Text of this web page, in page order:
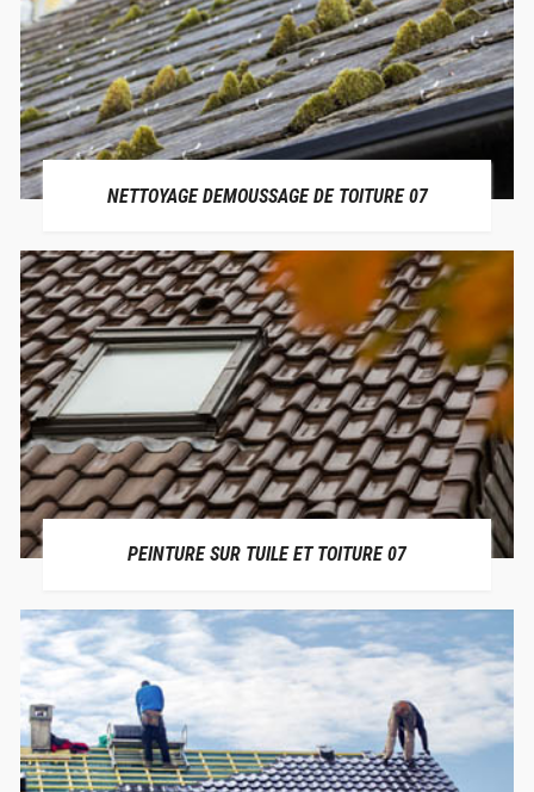
NETTOYAGE DEMOUSSAGE DE TOITURE 07
PEINTURE SUR TUILE ET TOITURE 07